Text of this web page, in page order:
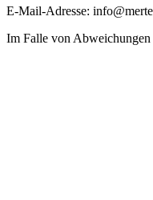
E-Mail-Adresse:
Im Falle von Abweichungen